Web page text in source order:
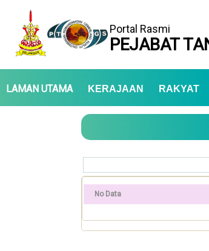
Portal Rasmi
PEJABAT
LAMAN UTAMA KERAJAAN RAKYAT
No Data